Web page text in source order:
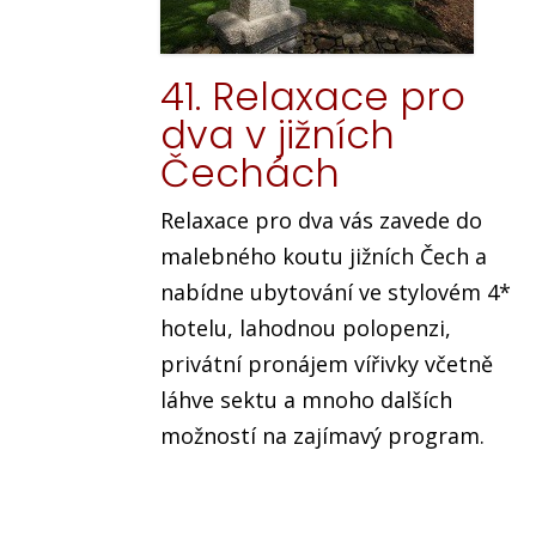
41. Relaxace pro
dva v jižních
Čechách
Relaxace pro dva vás zavede do
malebného koutu jižních Čech a
nabídne ubytování ve stylovém 4*
hotelu, lahodnou polopenzi,
privátní pronájem vířivky včetně
láhve sektu a mnoho dalších
možností na zajímavý program.